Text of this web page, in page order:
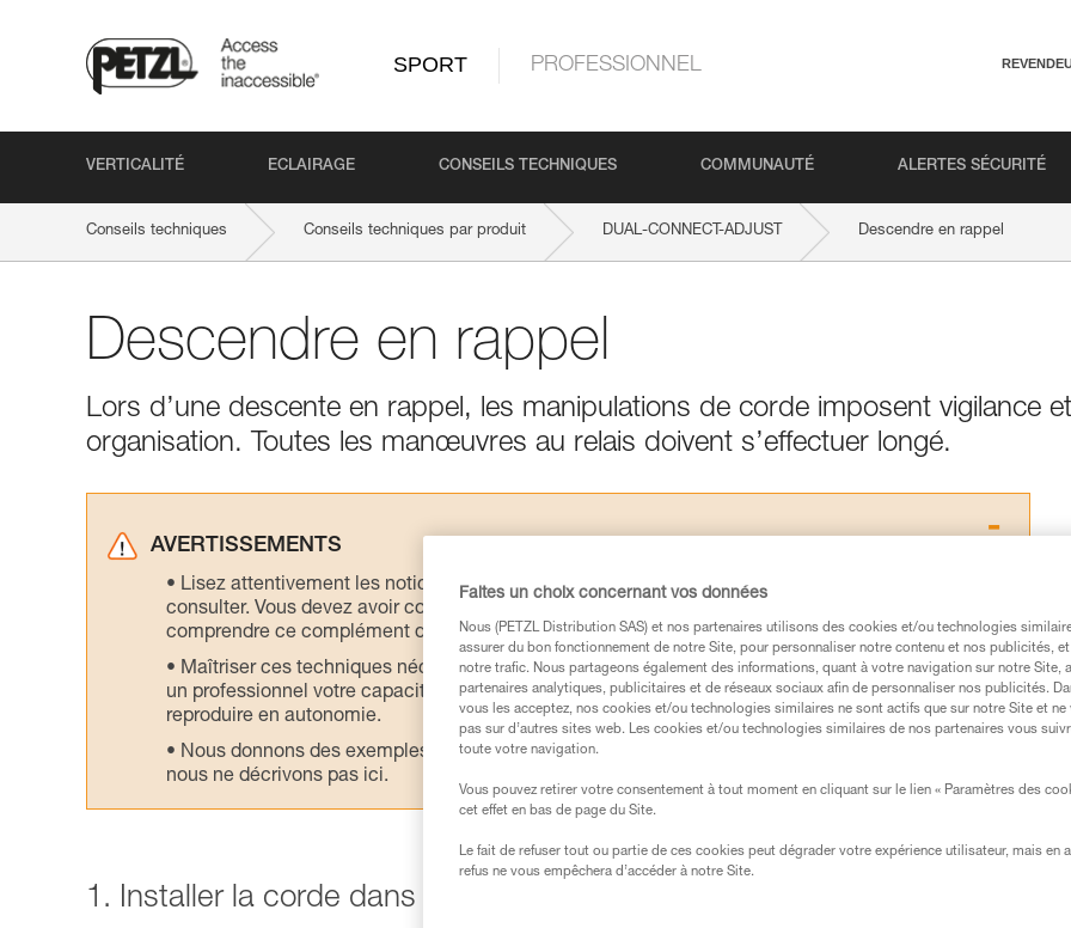
SPORT PROFESSIONNEL
VERTICALITÉ ECLAIRAGE CONSEILS TECHNIQUES COMMUNAUTÉ ALERTES SÉCURITÉ
Conseils techniques Conseils techniques par produit DUAL-CONNECT-ADJUST Descendre en rappel
Descendre en rappel
Lors d’une descente en rappel, les manipulations de corde imposent vigilance et
organisation. Toutes les manœuvres au relais doivent s’effectuer longé.
AVERTISSEMENTS
Lisez attentivement les notices techniques des produits utilisés dans ce conseil avant de le
consulter. Vous devez avoir compris les informations de la notice technique pour pouvoir
comprendre ce complément d’informations.
Maîtriser ces techniques nécessite une formation et un entraînement spécifique. Validez avec
un professionnel votre capacité à refaire la manipulation, seul, en toute sécurité, avant de la
reproduire en autonomie.
Nous donnons des exemples de techniques liées à votre activité. Il peut en exister d’autres que
nous ne décrivons pas ici.
1. Installer la corde dans le relais
Faites un choix concernant vos données
Nous (PETZL Distribution SAS) et nos partenaires utilisons des cookies et/ou technologies
assurer du bon fonctionnement de notre Site, pour personnaliser notre contenu et nos publicités,
notre trafic. Nous partageons également des informations, quant à votre navigation sur notre Site,
partenaires analytiques, publicitaires et de réseaux sociaux afin de personnaliser nos publicités.
vous les acceptez, nos cookies et/ou technologies similaires ne sont actifs que sur notre Site et ne
pas sur d’autres sites web. Les cookies et/ou technologies similaires de nos partenaires vous
toute votre navigation.
Vous pouvez retirer votre consentement à tout moment en cliquant sur le lien « Paramètres des
cet effet en bas de page du Site.
Le fait de refuser tout ou partie de ces cookies peut dégrader votre expérience utilisateur, mais en
refus ne vous empêchera d’accéder à notre Site.